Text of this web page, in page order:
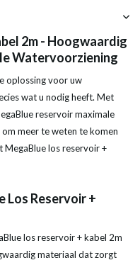
2m - Hoogwaardig
Watervoorziening
oplossing voor uw
wat u nodig heeft. Met
reservoir maximale
meer te weten te komen
MegaBlue los reservoir +
Los Reservoir +
los reservoir + kabel 2m
materiaal dat zorgt